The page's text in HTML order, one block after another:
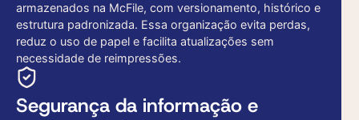
armazenados na McFile, com versionamento, histórico e
estrutura padronizada. Essa organização evita perdas,
reduz o uso de papel e facilita atualizações sem
necessidade de reimpressões.
Segurança da informação e